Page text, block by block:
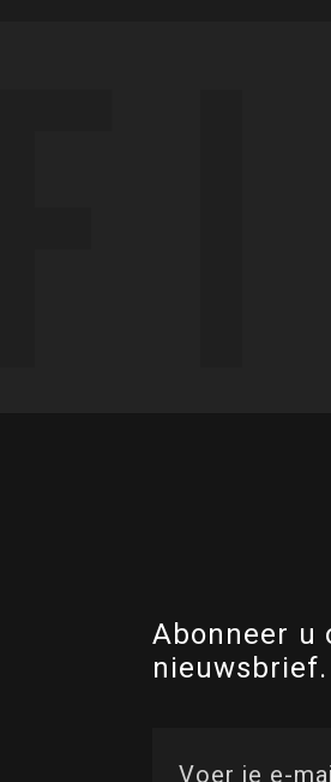
Abonneer u
nieuwsbrief.